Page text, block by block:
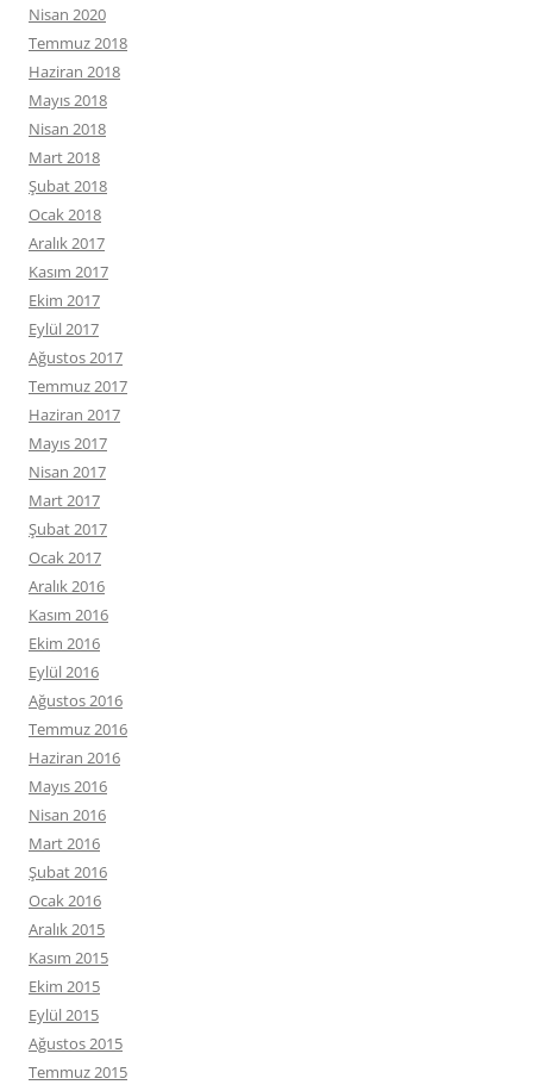
Nisan 2020
Temmuz 2018
Haziran 2018
Mayıs 2018
Nisan 2018
Mart 2018
Şubat 2018
Ocak 2018
Aralık 2017
Kasım 2017
Ekim 2017
Eylül 2017
Ağustos 2017
Temmuz 2017
Haziran 2017
Mayıs 2017
Nisan 2017
Mart 2017
Şubat 2017
Ocak 2017
Aralık 2016
Kasım 2016
Ekim 2016
Eylül 2016
Ağustos 2016
Temmuz 2016
Haziran 2016
Mayıs 2016
Nisan 2016
Mart 2016
Şubat 2016
Ocak 2016
Aralık 2015
Kasım 2015
Ekim 2015
Eylül 2015
Ağustos 2015
Temmuz 2015